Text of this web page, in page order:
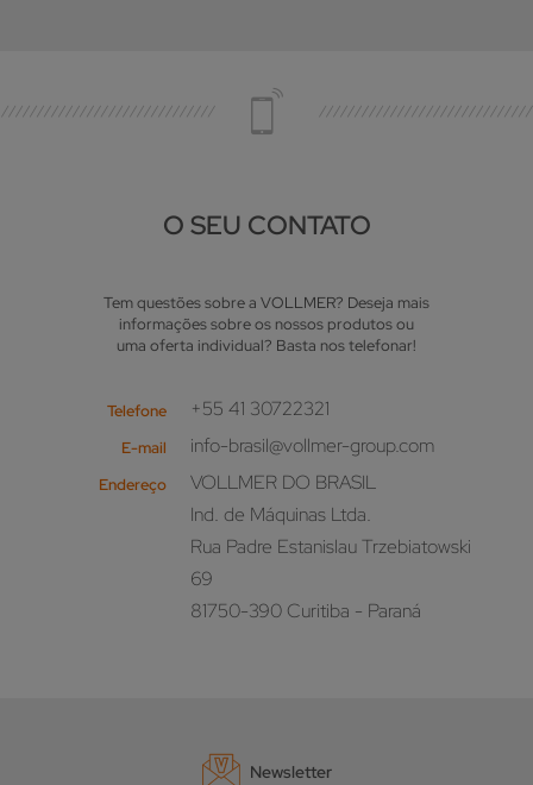
O SEU CONTATO
Tem questões sobre a VOLLMER? Deseja mais
informações sobre os nossos produtos ou
uma oferta individual? Basta nos telefonar!
Telefone +55 41 30722321
E-mail info-brasil@vollmer-group.com
Endereço
VOLLMER DO BRASIL
Ind. de Máquinas Ltda.
Rua Padre Estanislau Trzebiatowski
69
81750-390 Curitiba - Paraná
Newsletter